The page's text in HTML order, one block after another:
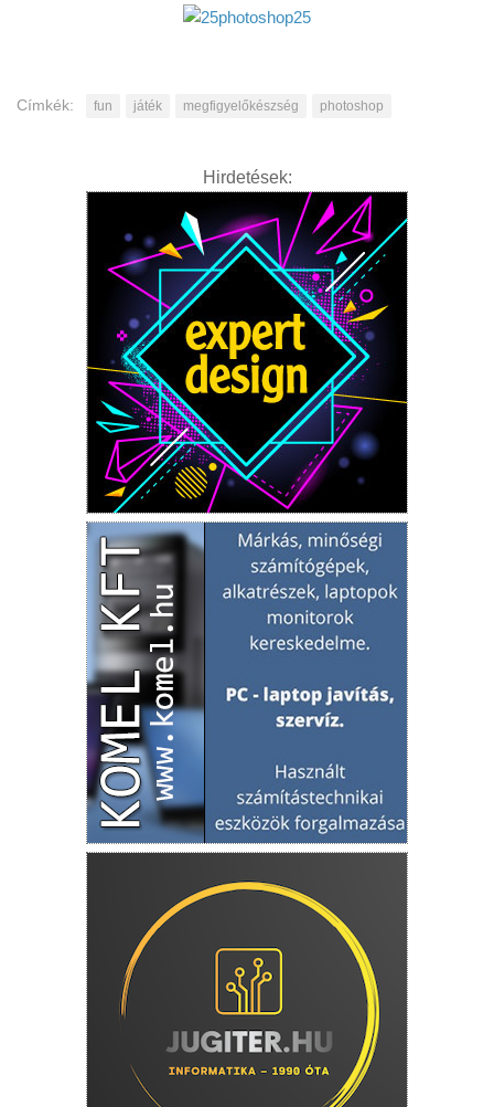
Címkék: fun játék megfigyelőkészség photoshop
Hirdetések: